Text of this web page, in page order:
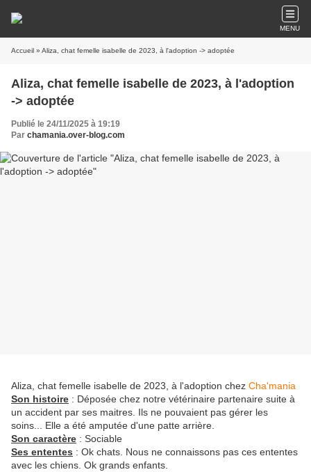
MENU
Accueil » Aliza, chat femelle isabelle de 2023, à l'adoption -> adoptée
Aliza, chat femelle isabelle de 2023, à l'adoption
-> adoptée
Publié le 24/11/2025 à 19:19
Par chamania.over-blog.com
Aliza, chat femelle isabelle de 2023, à l'adoption chez Cha'mania
Son histoire : Déposée chez notre vétérinaire partenaire suite à
un accident par ses maitres. Ils ne pouvaient pas gérer les
soins... Elle a été amputée d'une patte arrière.
Son caractère : Sociable
Ses ententes : Ok chats. Nous ne connaissons pas ces ententes
avec les chiens. Ok grands enfants.